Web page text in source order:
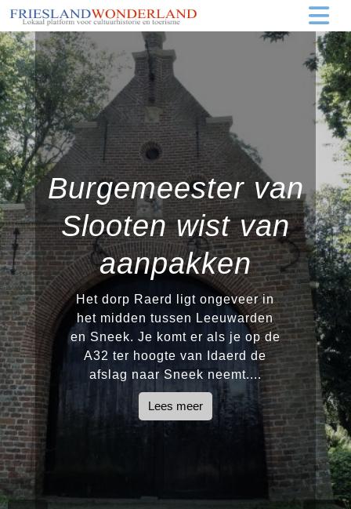
Burgemeester van
Slooten wist van
aanpakken
Het dorp Raerd ligt ongeveer in
het midden tussen Leeuwarden
en Sneek. Je komt er als je op de
A32 ter hoogte van Idaerd de
afslag naar Sneek neemt....
Lees meer